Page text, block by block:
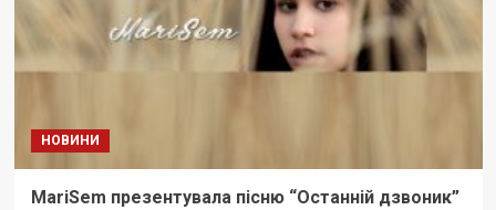
НОВИНИ
MariSem презентувала пісню “Останній дзвоник”